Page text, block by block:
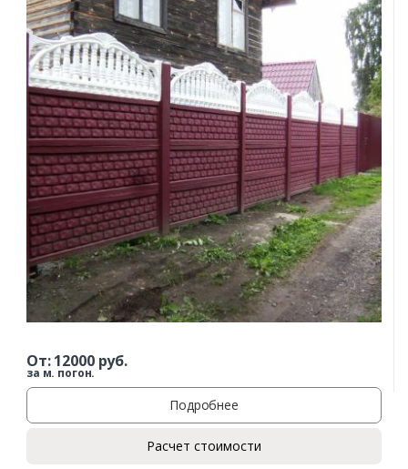
От:12000руб.
за м. погон.
Подробнее
Расчет стоимости